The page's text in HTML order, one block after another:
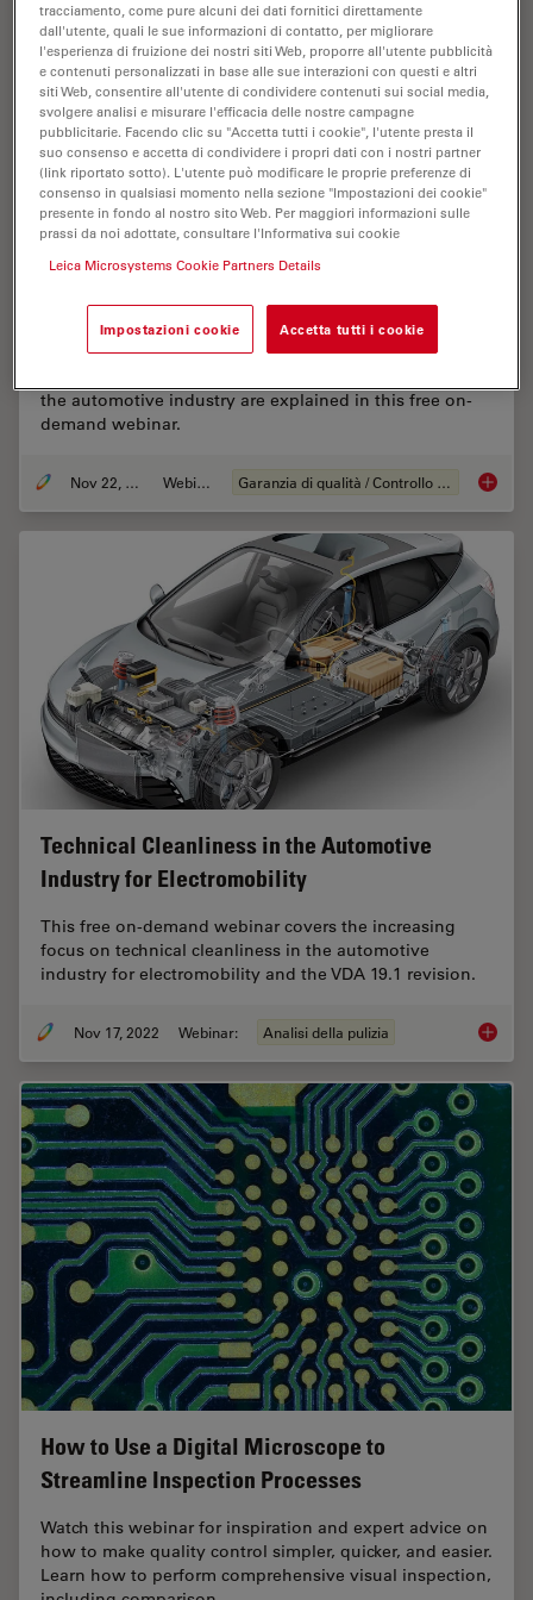
Alternative Fuels and Why Sustainable
Solutions are Important
The role of alternative fuel vehicles and why
the automotive industry are explained in this free on-
demand webinar.
Nov 22, 2022 Webinar: Garanzia di qualità / Controllo di qualità
Technical Cleanliness in the Automotive
Industry for Electromobility
This free on-demand webinar covers the increasing
focus on technical cleanliness in the automotive
industry for electromobility and the VDA 19.1 revision.
Nov 17, 2022 Webinar: Analisi della pulizia
How to Use a Digital Microscope to
Streamline Inspection Processes
Watch this webinar for inspiration and expert advice on
how to make quality control simpler, quicker, and easier.
Learn how to perform comprehensive visual inspection,
tracciamento, come pure alcuni dei dati fornitici direttamente
dall'utente, quali le sue informazioni di contatto, per migliorare
l'esperienza di fruizione dei nostri siti Web, proporre all'utente pubblicità
e contenuti personalizzati in base alle sue interazioni con questi e altri
siti Web, consentire all'utente di condividere contenuti sui social media,
svolgere analisi e misurare l'efficacia delle nostre campagne
pubblicitarie. Facendo clic su "Accetta tutti i cookie", l'utente presta il
suo consenso e accetta di condividere i propri dati con i nostri partner
(link riportato sotto). L'utente può modificare le proprie preferenze di
consenso in qualsiasi momento nella sezione "Impostazioni dei cookie"
presente in fondo al nostro sito Web. Per maggiori informazioni sulle
prassi da noi adottate, consultare l'Informativa sui cookie
Leica Microsystems Cookie Partners Details
Impostazioni cookie Accetta tutti i cookie